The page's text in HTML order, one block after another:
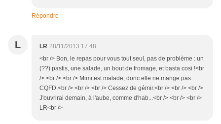
Répondre
L LR 28/11/2013 17:48
<br /> Bon, le repas pour vous tout seul, pas de problème : un
(??) pastis, une salade, un bout de fromage, et basta cosi !<br
/> <br /> <br /> Mimi est malade, donc elle ne mange pas.
CQFD.<br /> <br /> <br /> Cessez de gémir.<br /> <br /> <br />
J'ouvrirai demain, à l'aube, comme d'hab...<br /> <br /> <br />
LR<br />